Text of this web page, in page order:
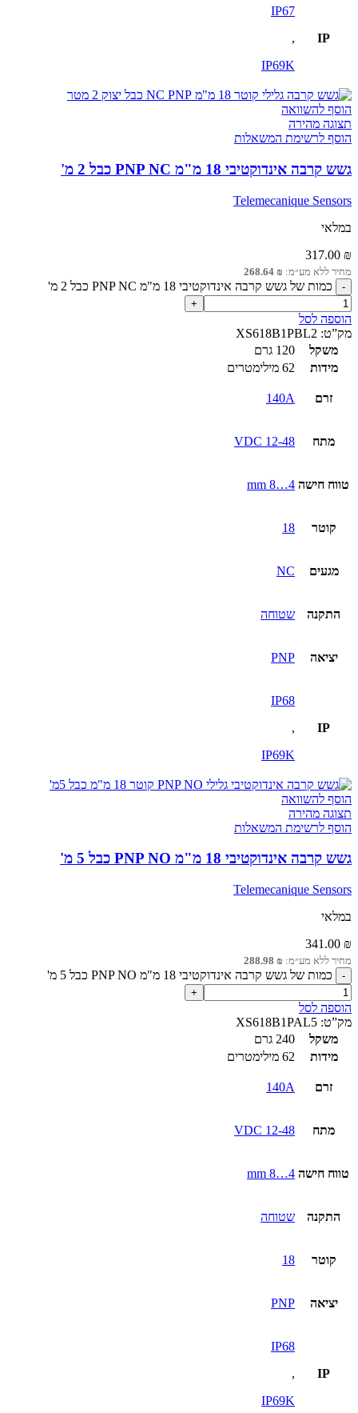
IP
IP67
,
IP69K
הוסף להשוואה
תצוגה מהירה
הוסף לרשימת המשאלות
גשש קרבה אינדוקטיבי 18 מ"מ PNP NC כבל 2 מ'
Telemecanique Sensors
במלאי
317.00 ₪
מחיר ללא מע״מ: 268.64 ₪
כמות של גשש קרבה אינדוקטיבי 18 מ"מ PNP NC כבל 2 מ'
הוספה לסל
מק”ט: XS618B1PBL2
משקל
120 גרם
מידות
62 מילימטרים
זרם 140A
מתח 12-48 VDC
טווח חישה 4…8 mm
קוטר 18
מגעים NC
התקנה שטוחה
יציאה PNP
IP
IP68
,
IP69K
הוסף להשוואה
תצוגה מהירה
הוסף לרשימת המשאלות
גשש קרבה אינדוקטיבי 18 מ"מ PNP NO כבל 5 מ'
Telemecanique Sensors
במלאי
341.00 ₪
מחיר ללא מע״מ: 288.98 ₪
כמות של גשש קרבה אינדוקטיבי 18 מ"מ PNP NO כבל 5 מ'
הוספה לסל
מק”ט: XS618B1PAL5
משקל
240 גרם
מידות
62 מילימטרים
זרם 140A
מתח 12-48 VDC
טווח חישה 4…8 mm
התקנה שטוחה
קוטר 18
יציאה PNP
IP
IP68
,
IP69K